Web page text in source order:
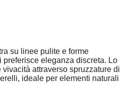
su linee pulite e forme
preferisce eleganza discreta. Lo
vivacità attraverso spruzzature di
ideale per elementi naturali